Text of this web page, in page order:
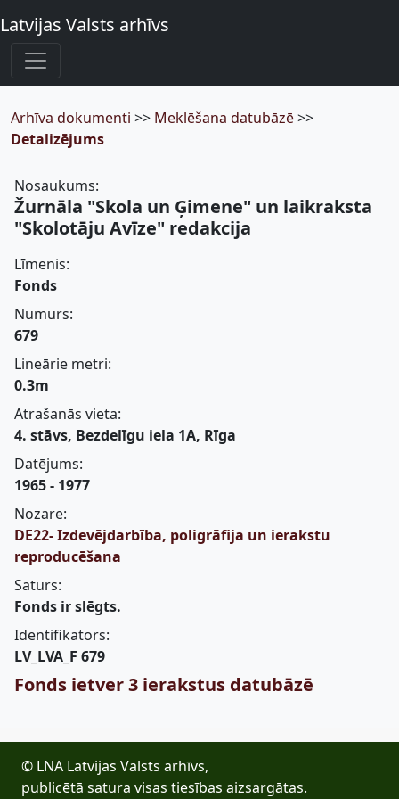
Latvijas Valsts arhīvs
Arhīva dokumenti >> Meklēšana datubāzē>>
Detalizējums
Nosaukums:
Žurnāla "Skola un Ģimene" un laikraksta
"Skolotāju Avīze" redakcija
Līmenis:
Fonds
Numurs:
679
Lineārie metri:
0.3m
Atrašanās vieta:
4. stāvs, Bezdelīgu iela 1A, Rīga
Datējums:
1965 - 1977
Nozare:
DE22- Izdevējdarbība, poligrāfija un ierakstu
reproducēšana
Saturs:
Fonds ir slēgts.
Identifikators:
LV_LVA_F 679
Fonds ietver 3 ierakstus datubāzē
© LNA Latvijas Valsts arhīvs,
publicētā satura visas tiesības aizsargātas.